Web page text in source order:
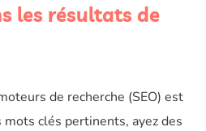
les résultats de
de recherche (SEO) est
clés pertinents, ayez des